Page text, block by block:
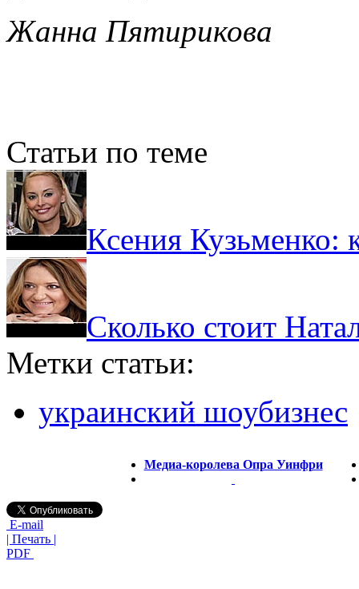
Жанна Пятирикова
Статьи по теме
Ксения Кузьменко:
Сколько стоит
Метки статьи:
украинский шоубизнес
Медиа-королева Опра Уинфри
E-mail
| Печать |
PDF